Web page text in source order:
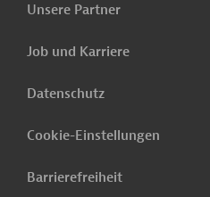
Unsere Partner
Job und Karriere
Datenschutz
Cookie-Einstellungen
Barrierefreiheit